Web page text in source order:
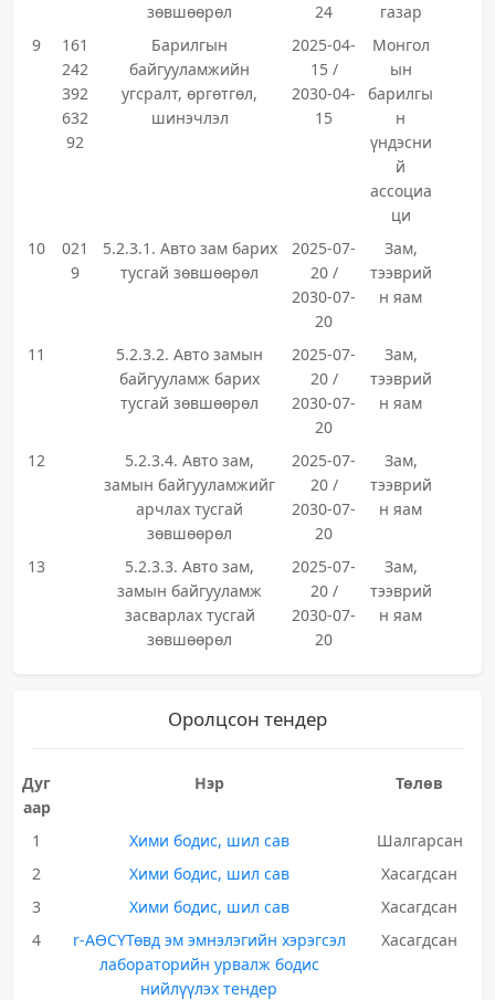
зөвшөөрөл
24
газар
9
161
242
392
632
92
Барилгын
байгууламжийн
угсралт, өргөтгөл,
шинэчлэл
2025-04-
15 /
2030-04-
15
Монгол
ын
барилгы
н
үндэсни
й
ассоциа
ци
10
021
9
5.2.3.1. Авто зам барих
тусгай зөвшөөрөл
2025-07-
20 /
2030-07-
20
Зам,
тээврий
н яам
11
5.2.3.2. Авто замын
байгууламж барих
тусгай зөвшөөрөл
2025-07-
20 /
2030-07-
20
Зам,
тээврий
н яам
12
5.2.3.4. Авто зам,
замын байгууламжийг
арчлах тусгай
зөвшөөрөл
2025-07-
20 /
2030-07-
20
Зам,
тээврий
н яам
13
5.2.3.3. Авто зам,
замын байгууламж
засварлах тусгай
зөвшөөрөл
2025-07-
20 /
2030-07-
20
Зам,
тээврий
н яам
Оролцсон тендер
Дуг
аар
Нэр Төлөв
1 Хими бодис, шил сав
Шалгарсан
2
Хими бодис, шил сав
Хасагдсан
3
Хими бодис, шил сав
Хасагдсан
4
r-АӨСҮТөвд эм эмнэлэгийн хэрэгсэл
лабораторийн урвалж бодис
нийлүүлэх тендер
Хасагдсан